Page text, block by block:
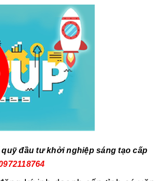
đầu tư khởi nghiệp sáng tạo cấp